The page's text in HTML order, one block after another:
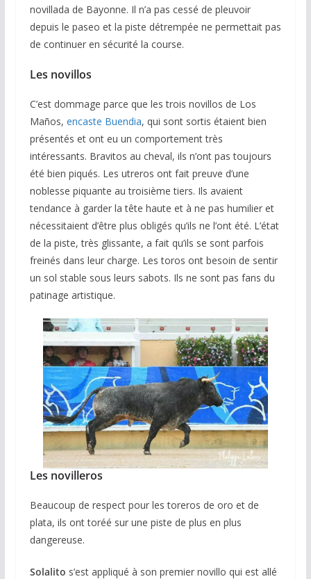
novillada de Bayonne. Il n’a pas cessé de pleuvoir
depuis le paseo et la piste détrempée ne permettait pas
de continuer en sécurité la course.
Les novillos
C’est dommage parce que les trois novillos de Los
Maños, encaste Buendia, qui sont sortis étaient bien
présentés et ont eu un comportement très
intéressants. Bravitos au cheval, ils n’ont pas toujours
été bien piqués. Les utreros ont fait preuve d’une
noblesse piquante au troisième tiers. Ils avaient
tendance à garder la tête haute et à ne pas humilier et
nécessitaient d’être plus obligés qu’ils ne l’ont été. L’état
de la piste, très glissante, a fait qu’ils se sont parfois
freinés dans leur charge. Les toros ont besoin de sentir
un sol stable sous leurs sabots. Ils ne sont pas fans du
patinage artistique.
Les novilleros
Beaucoup de respect pour les toreros de oro et de
plata, ils ont toréé sur une piste de plus en plus
dangereuse.
Solalito s’est appliqué à son premier novillo qui est allé